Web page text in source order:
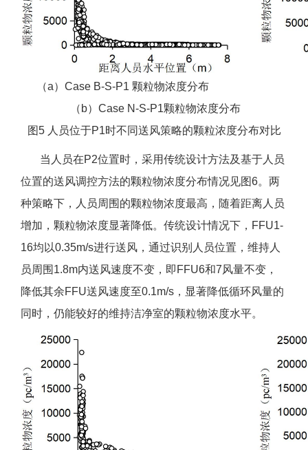
（a）Case B-S-P1 颗粒物浓度分布
（b）Case N-S-P1颗粒物浓度分布
图5 人员位于P1时不同送风策略的颗粒浓度分布对比
当人员在P2位置时，采用传统设计方法及基于人员
位置的送风调控方法的颗粒物浓度分布情况见图6。两
种策略下，人员周围的颗粒物浓度最高，随着距离人员
增加，颗粒物浓度显著降低。传统设计情况下，FFU1-
16均以0.35m/s进行送风，通过识别人员位置，维持人
员周围1.8m内送风速度不变，即FFU6和7风量不变，
降低其余FFU送风速度至0.1m/s，显著降低循环风量的
同时，仍能较好的维持洁净室的颗粒物浓度水平。